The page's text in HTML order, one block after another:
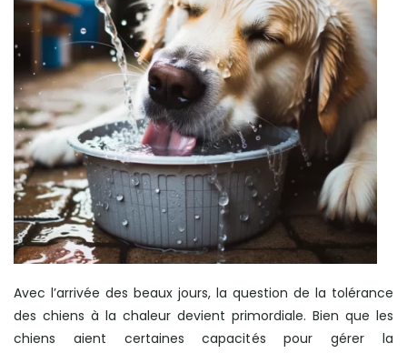
Avec l’arrivée des beaux jours, la question de la tolérance
des chiens à la chaleur devient primordiale. Bien que les
chiens aient certaines capacités pour gérer la